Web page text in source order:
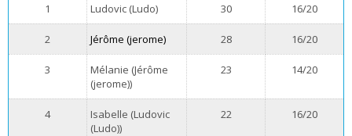
1 Ludovic (Ludo) 30 16/20
2 Jérôme (jerome) 28 16/20
3
Mélanie (Jérôme
(jerome))
23 14/20
4
Isabelle (Ludovic
(Ludo))
22 16/20